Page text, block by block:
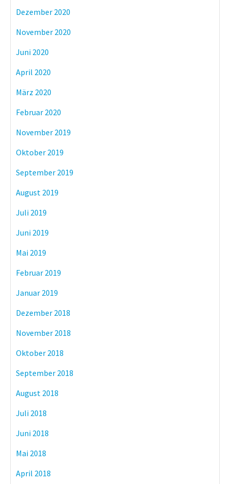
Dezember 2020
November 2020
Juni 2020
April 2020
März 2020
Februar 2020
November 2019
Oktober 2019
September 2019
August 2019
Juli 2019
Juni 2019
Mai 2019
Februar 2019
Januar 2019
Dezember 2018
November 2018
Oktober 2018
September 2018
August 2018
Juli 2018
Juni 2018
Mai 2018
April 2018